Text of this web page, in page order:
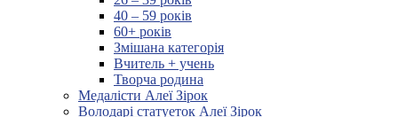
40 – 59 років
60+ років
Змішана категорія
Вчитель + учень
Творча родина
Медалісти Алеї Зірок
Володарі статуеток Алеї Зірок